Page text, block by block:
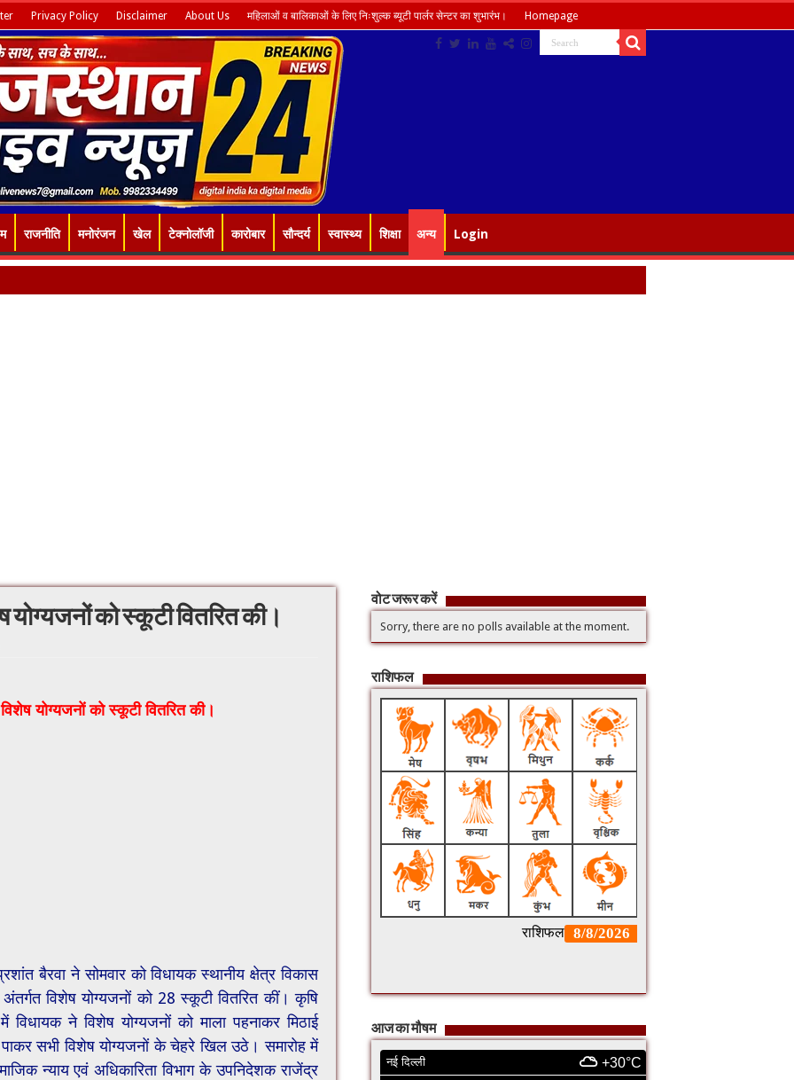
Privacy Policy Disclaimer About Us महिलाओं व बालिकाओं के लिए निःशुल्क ब्यूटी पार्लर सेन्टर का शुभारंभ। Homepage
राजनीति मनोरंजन खेल टेक्नोलॉजी कारोबार सौन्दर्य स्वास्थ्य शिक्षा अन्य Login
योग्यजनों को स्कूटी वितरित की।
योग्यजनों को स्कूटी वितरित की।
बैरवा ने सोमवार को विधायक स्थानीय क्षेत्र विकास
विशेष योग्यजनों को 28 स्कूटी वितरित कीं। कृषि
ने विशेष योग्यजनों को माला पहनाकर मिठाई
सभी विशेष योग्यजनों के चेहरे खिल उठे। समारोह में
न्याय एवं अधिकारिता विभाग के उपनिदेशक राजेंद्र
वोट जरूर करें
Sorry, there are no polls available at the moment.
राशिफल
आज का मौषम
नई दिल्ली +30°C